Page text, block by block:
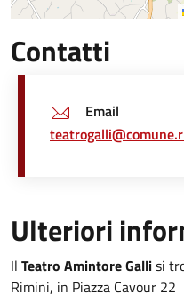
Contatti
Email
Ulteriori
Il Teatro Amintore Gallisi
Rimini, in Piazza Cavour 22